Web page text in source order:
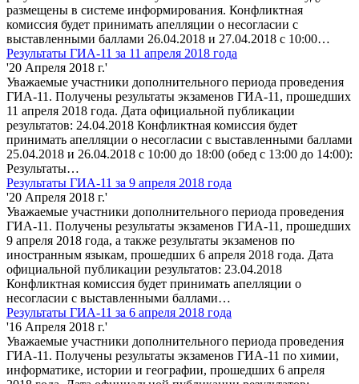
размещены в системе информирования. Конфликтная
комиссия будет принимать апелляции о несогласии с
выставленными баллами 26.04.2018 и 27.04.2018 с 10:00…
Результаты ГИА-11 за 11 апреля 2018 года
'20 Апреля 2018 г.'
Уважаемые участники дополнительного периода проведения
ГИА-11. Получены результаты экзаменов ГИА-11, прошедших
11 апреля 2018 года. Дата официальной публикации
результатов: 24.04.2018 Конфликтная комиссия будет
принимать апелляции о несогласии с выставленными баллами
25.04.2018 и 26.04.2018 с 10:00 до 18:00 (обед с 13:00 до 14:00):
Результаты…
Результаты ГИА-11 за 9 апреля 2018 года
'20 Апреля 2018 г.'
Уважаемые участники дополнительного периода проведения
ГИА-11. Получены результаты экзаменов ГИА-11, прошедших
9 апреля 2018 года, а также результаты экзаменов по
иностранным языкам, прошедших 6 апреля 2018 года. Дата
официальной публикации результатов: 23.04.2018
Конфликтная комиссия будет принимать апелляции о
несогласии с выставленными баллами…
Результаты ГИА-11 за 6 апреля 2018 года
'16 Апреля 2018 г.'
Уважаемые участники дополнительного периода проведения
ГИА-11. Получены результаты экзаменов ГИА-11 по химии,
информатике, истории и географии, прошедших 6 апреля